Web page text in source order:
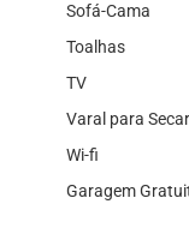
Sofá-Cama
Toalhas
TV
Varal para
Wi-fi
Garagem